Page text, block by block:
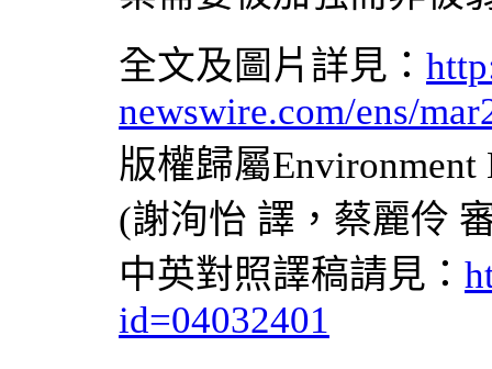
全文及圖片詳見：
newswire.com/ens/
版權歸屬Environment
(謝洵怡 譯，蔡麗伶
中英對照譯稿請見：
id=04032401